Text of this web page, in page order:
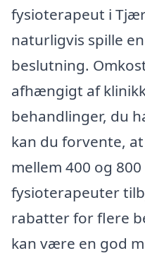
fysioterapeut i
naturligvis spille
beslutning.
afhængigt af
behandlinger, du
kan du forvente,
mellem 400 og
fysioterapeuter
rabatter for flere
kan være en god